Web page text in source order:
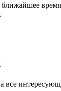
все